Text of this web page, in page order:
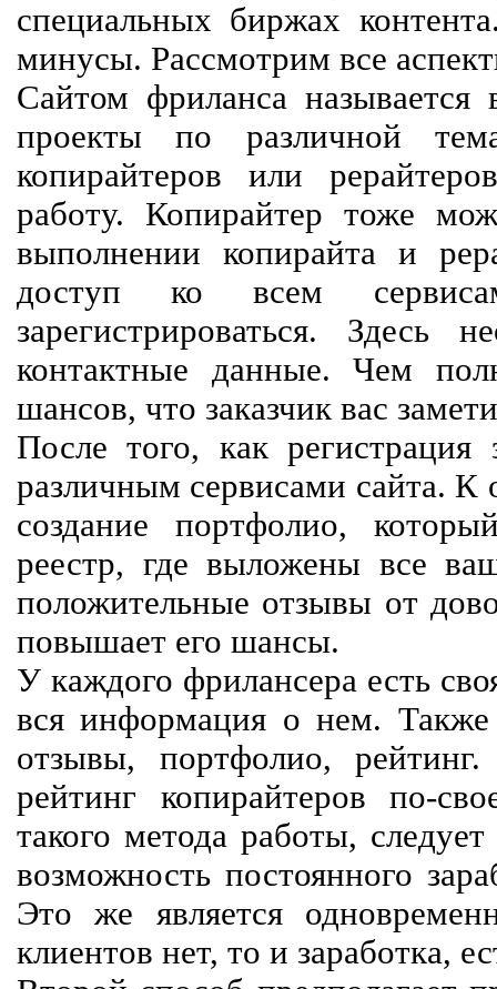
специальных биржах
минусы. Рассмотрим все
Сайтом фриланса называется
проекты по различной
копирайтеров или
работу. Копирайтер тоже
выполнении копирайта и
доступ ко всем
зарегистрироваться. Здесь
контактные данные. Чем
шансов, что заказчик вас
После того, как регистрация
различным сервисами сайта. К
создание портфолио,
реестр, где выложены все
положительные отзывы от
повышает его шансы.
У каждого фрилансера есть
вся информация о нем. Также
отзывы, портфолио,
рейтинг копирайтеров по-
такого метода работы,
возможность постоянного
Это же является
клиентов нет, то и заработка,